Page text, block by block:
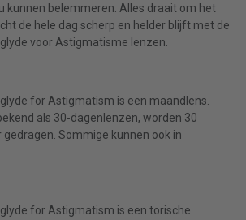
kunnen belemmeren. Alles draait om het
de hele dag scherp en helder blijft met de
voor Astigmatisme lenzen.
for Astigmatism is een maandlens.
als 30-dagenlenzen, worden 30
Sommige kunnen ook in
for Astigmatism is een torische